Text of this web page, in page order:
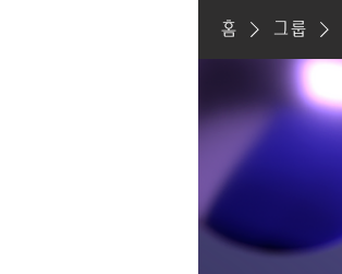
홈 그룹